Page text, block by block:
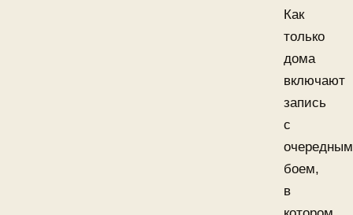
Как
только
дома
включают
запись
с
очередным
боем,
в